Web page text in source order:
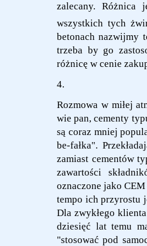
zalecany. Różnica
wszystkich tych
betonach nazwijmy
trzeba by go
różnicę w cenie
4.
Rozmowa w miłej
wie pan, cementy
są coraz mniej
be-fałka".
zamiast cementów
zawartości
oznaczone jako
tempo ich przyrostu
Dla zwykłego
dziesięć lat temu
"stosować pod